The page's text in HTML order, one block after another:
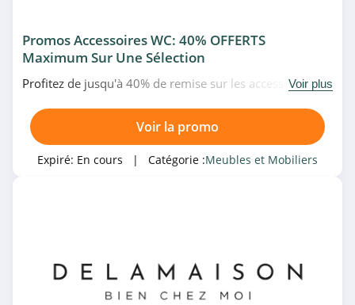
Promos Accessoires WC: 40% OFFERTS
Maximum Sur Une Sélection
Profitez de jusqu'à 40% de remise sur les accessoires WC
Voir plus
Voir la promo
Expiré: En cours | Catégorie :Meubles et Mobiliers